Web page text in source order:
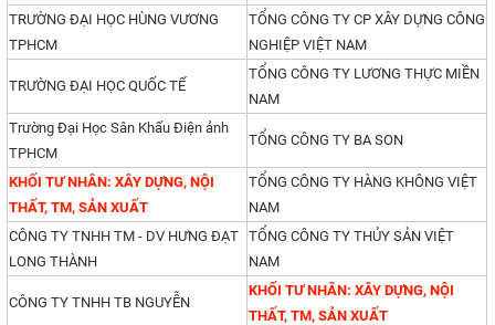
TRƯỜNG ĐẠI HỌC HÙNG VƯƠNG
TPHCM
TỔNG CÔNG TY CP XÂY DỰNG CÔNG
NGHIỆP VIỆT NAM
TRƯỜNG ĐẠI HỌC QUỐC TẾ
TỔNG CÔNG TY LƯƠNG THỰC MIỀN
NAM
Trường Đại Học Sân Khấu Điện ảnh
TPHCM
TỔNG CÔNG TY BA SON
KHỐI TƯ NHÂN: XÂY DỰNG, NỘI
THẤT, TM, SẢN XUẤT
TỔNG CÔNG TY HÀNG KHÔNG VIỆT
NAM
CÔNG TY TNHH TM - DV HƯNG ĐẠT
LONG THÀNH
TỔNG CÔNG TY THỦY SẢN VIỆT
NAM
CÔNG TY TNHH TB NGUYỄN
KHỐI TƯ NHÂN: XÂY DỰNG, NỘI
THẤT, TM, SẢN XUẤT